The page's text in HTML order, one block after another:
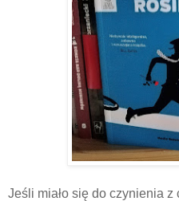
Jeśli miało się do czynienia z